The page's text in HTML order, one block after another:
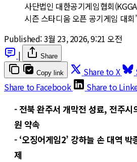
사단법인 대한공기게임협회
시즌 스타디움 오픈 공기게임 대회
Published:3월 23, 2026, 9:21 오전
|
Share
Copy link Share to X
Share to Facebook
Share to
- 전북 완주서 개막전 성료, 전주시
원 약속
- ‘오징어게임2’ 강하늘 손 대역
제